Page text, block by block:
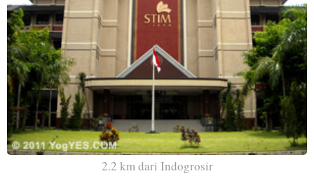
2.2 km dari Indogrosir